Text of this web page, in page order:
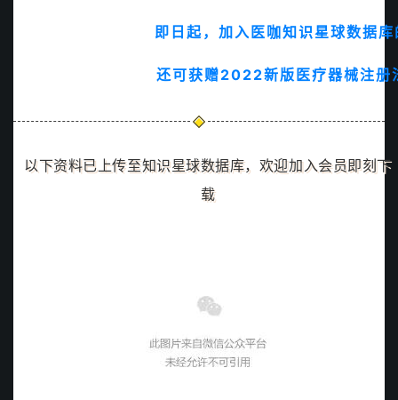
即日起，加入医咖知识星球数据
还可获赠2022新版医疗器械注册
以下资料已上传至知识星球数据库，欢迎加入会员即刻下
载